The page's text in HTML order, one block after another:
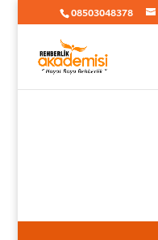
08503048378